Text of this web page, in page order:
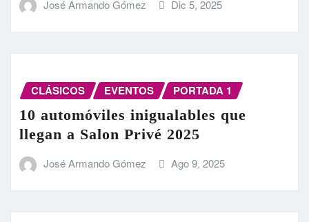
José Armando Gómez Dic 5, 2025
CLÁSICOS EVENTOS PORTADA 1
10 automóviles inigualables que
llegan a Salon Privé 2025
José Armando Gómez Ago 9, 2025